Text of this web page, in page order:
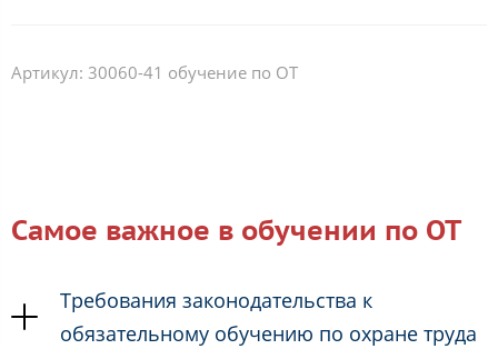
Артикул: 30060-41 обучение по ОТ
Самое важное в обучении по ОТ
Требования законодательства к
обязательному обучению по охране труда